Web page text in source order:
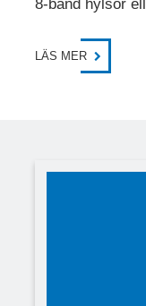
8-band hylsor
LÄS MER